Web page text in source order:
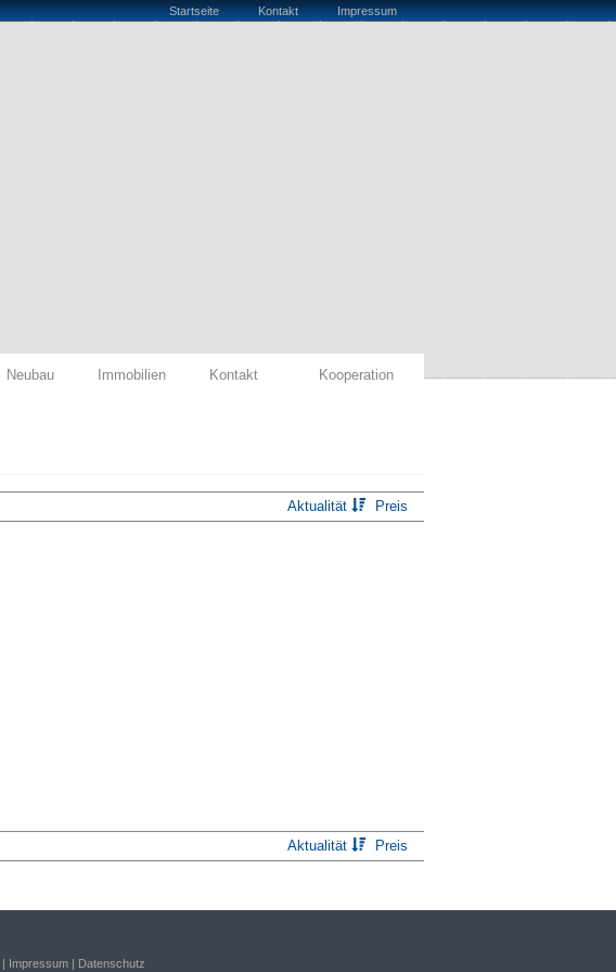
Startseite Kontakt Impressum
Neubau Immobilien Kontakt Kooperation
Aktualität Preis
Aktualität
Preis
| Impressum | Datenschutz